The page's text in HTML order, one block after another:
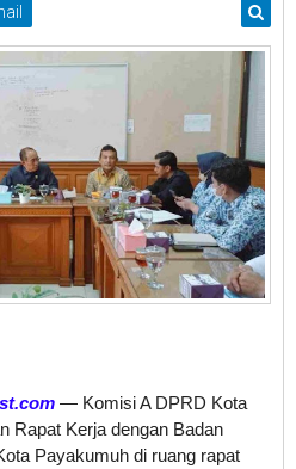
— Komisi A DPRD Kota
Rapat Kerja dengan Badan
Payakumuh di ruang rapat